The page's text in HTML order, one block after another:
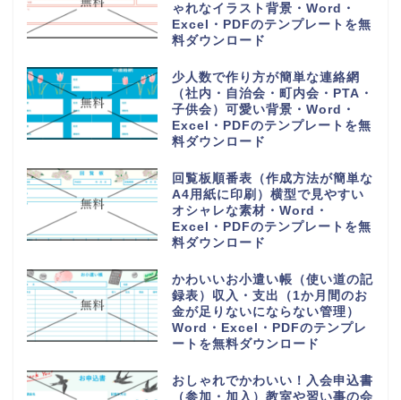
ゃれなイラスト背景・Word・
Excel・PDFのテンプレートを無
料ダウンロード
少人数で作り方が簡単な連絡網
（社内・自治会・町内会・PTA・
子供会）可愛い背景・Word・
Excel・PDFのテンプレートを無
料ダウンロード
回覧板順番表（作成方法が簡単な
A4用紙に印刷）横型で見やすい
オシャレな素材・Word・
Excel・PDFのテンプレートを無
料ダウンロード
かわいいお小遣い帳（使い道の記
録表）収入・支出（1か月間のお
金が足りないにならない管理）
Word・Excel・PDFのテンプレ
ートを無料ダウンロード
おしゃれでかわいい！入会申込書
（参加・加入）教室や習い事の会